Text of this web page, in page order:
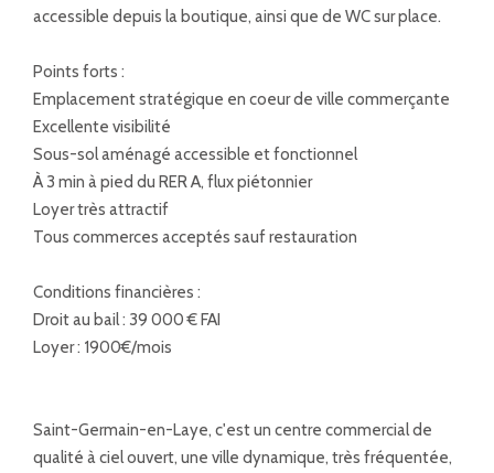
accessible depuis la boutique, ainsi que de WC sur place.
Points forts :
Emplacement stratégique en coeur de ville commerçante
Excellente visibilité
Sous-sol aménagé accessible et fonctionnel
À 3 min à pied du RER A, flux piétonnier
Loyer très attractif
Tous commerces acceptés sauf restauration
Conditions financières :
Droit au bail : 39 000 € FAI
Loyer : 1900€/mois
Saint-Germain-en-Laye, c'est un centre commercial de
qualité à ciel ouvert, une ville dynamique, très fréquentée,